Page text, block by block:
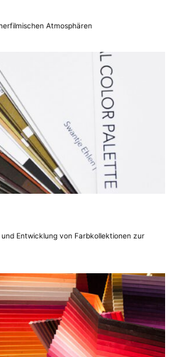
Atmosphären
Entwicklung von Farbkollektionen zur